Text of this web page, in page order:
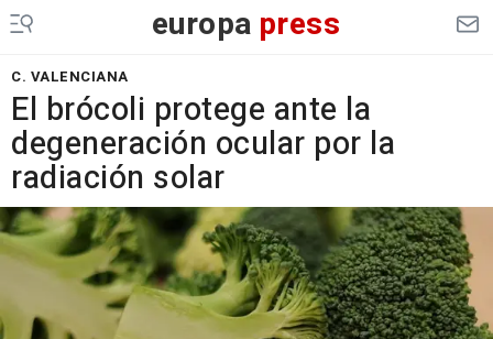
europa press
C. VALENCIANA
El brócoli protege ante la
degeneración ocular por la
radiación solar